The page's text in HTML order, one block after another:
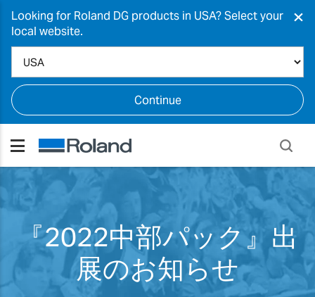
Looking for Roland DG products in USA? Select your
local website.
Continue
×
『2022中部パック』出
展のお知らせ